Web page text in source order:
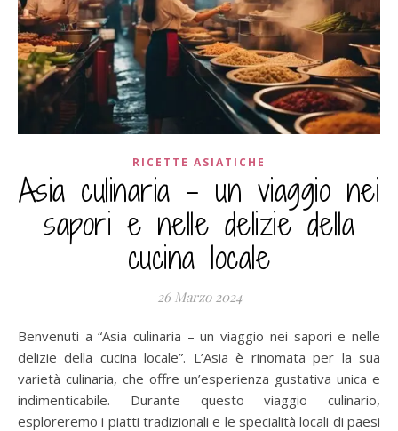
RICETTE ASIATICHE
Asia culinaria – un viaggio nei
sapori e nelle delizie della
cucina locale
26 Marzo 2024
Benvenuti a “Asia culinaria – un viaggio nei sapori e nelle
delizie della cucina locale”. L’Asia è rinomata per la sua
varietà culinaria, che offre un’esperienza gustativa unica e
indimenticabile. Durante questo viaggio culinario,
esploreremo i piatti tradizionali e le specialità locali di paesi